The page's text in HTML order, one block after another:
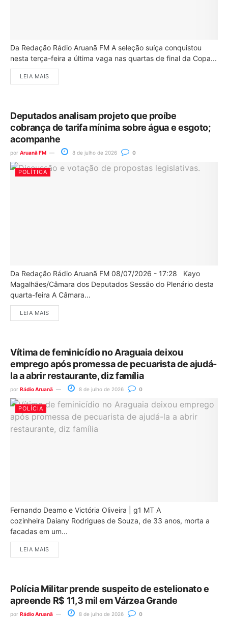
Da Redação Rádio Aruanã FM A seleção suíça conquistou
nesta terça-feira a última vaga nas quartas de final da Copa...
LEIA MAIS
Deputados analisam projeto que proíbe
cobrança de tarifa mínima sobre água e esgoto;
acompanhe
por Aruanã FM 8 de julho de 2026 0
POLÍTICA
Da Redação Rádio Aruanã FM 08/07/2026 - 17:28 Kayo
Magalhães/Câmara dos Deputados Sessão do Plenário desta
quarta-feira A Câmara...
LEIA MAIS
Vítima de feminicídio no Araguaia deixou
emprego após promessa de pecuarista de ajudá-
la a abrir restaurante, diz família
por Rádio Aruanã 8 de julho de 2026 0
POLÍCIA
Fernando Deamo e Victória Oliveira | g1 MT A
cozinheira Daiany Rodrigues de Souza, de 33 anos, morta a
facadas em um...
LEIA MAIS
Polícia Militar prende suspeito de estelionato e
apreende R$ 11,3 mil em Várzea Grande
por Rádio Aruanã 8 de julho de 2026 0